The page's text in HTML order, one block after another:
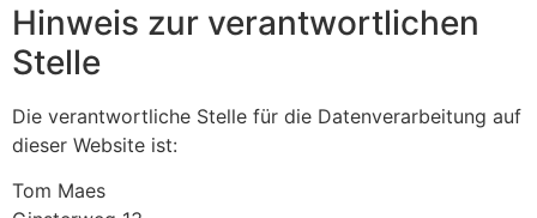
Hinweis zur verantwortlichen
Stelle
Die verantwortliche Stelle für die Datenverarbeitung auf
dieser Website ist:
Tom Maes